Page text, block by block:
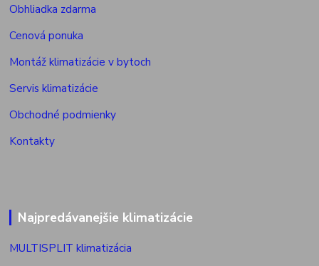
Obhliadka zdarma
Cenová ponuka
Montáž klimatizácie v bytoch
Servis klimatizácie
Obchodné podmienky
Kontakty
Najpredávanejšie klimatizácie
MULTISPLIT klimatizácia